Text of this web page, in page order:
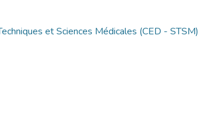
et Sciences Médicales (CED - STSM)